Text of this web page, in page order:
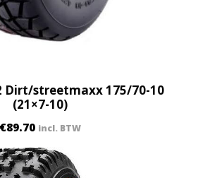
Dirt/streetmaxx 175/70-10
(21×7-10)
€89.70 incl. BTW